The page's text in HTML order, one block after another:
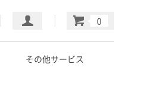
その他サービス